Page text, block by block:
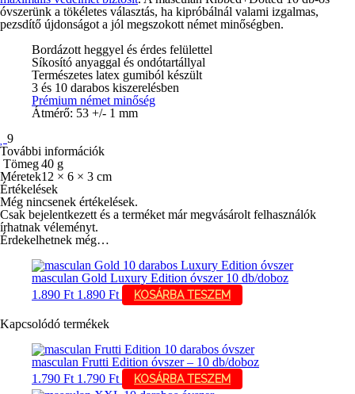
óvszerünk a tökéletes választás, ha kipróbálnál valami izgalmas,
pezsdítő újdonságot a jól megszokott német minőségben.
Bordázott heggyel és érdes felülettel
Síkosító anyaggal és ondótartállyal
Természetes latex gumiból készült
3 és 10 darabos kiszerelésben
Prémium német minőség
Átmérő: 53 +/- 1 mm
9
További információk
Tömeg 40 g
Méretek12 × 6 × 3 cm
Értékelések
Még nincsenek értékelések.
Csak bejelentkezett és a terméket már megvásárolt felhasználók
írhatnak véleményt.
Érdekelhetnek még…
masculan Gold Luxury Edition óvszer 10 db/doboz
1.890 Ft 1.890 Ft KOSÁRBA TESZEM
Kapcsolódó termékek
masculan Frutti Edition óvszer – 10 db/doboz
1.790 Ft 1.790 Ft KOSÁRBA TESZEM